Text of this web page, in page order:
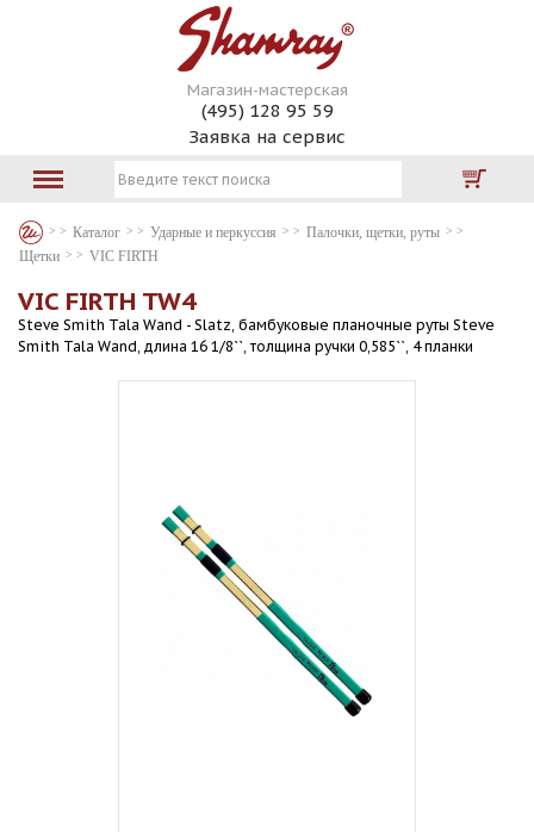
Магазин-мастерская
(495) 128 95 59
Заявка на сервис
Каталог Ударные и перкуссия
Палочки, щетки, руты
Щетки
VIC FIRTH
VIC FIRTH TW4
Steve Smith Tala Wand - Slatz, бамбуковые планочные руты Steve
Smith Tala Wand, длина 16 1/8``, толщина ручки 0,585``, 4 планки